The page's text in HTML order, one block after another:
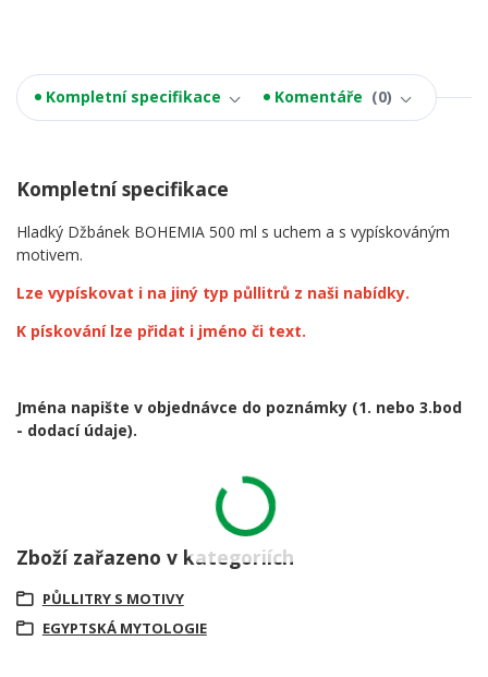
Kompletní specifikace Komentáře 0
Kompletní specifikace
Hladký Džbánek BOHEMIA 500 ml s uchem a s vypískováným
motivem.
Lze vypískovat i na jiný typ půllitrů z naši nabídky.
K pískování lze přidat i jméno či text.
Jména napište v objednávce do poznámky (1. nebo 3.bod
- dodací údaje).
Zboží zařazeno v kategoriích
PŮLLITRY S MOTIVY
EGYPTSKÁ MYTOLOGIE